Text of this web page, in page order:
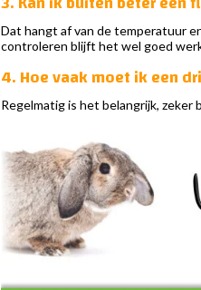
Dat hangt af van de temperatuur
controleren blijft het wel goed
4. Hoe vaak moet ik een
Regelmatig is het belangrijk,